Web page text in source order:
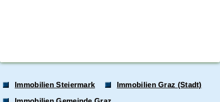
Immobilien Steiermark Immobilien Graz (Stadt)